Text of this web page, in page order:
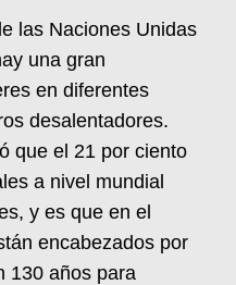
las Naciones Unidas
una gran
en diferentes
desalentadores.
que el 21 por ciento
a nivel mundial
y es que en el
encabezados por
130 años para